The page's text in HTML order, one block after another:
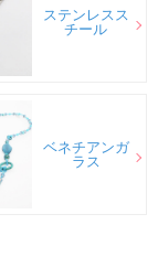
ステンレスス
チール
ベネチアンガ
ラス